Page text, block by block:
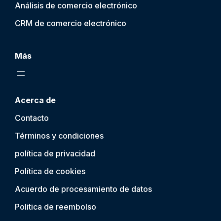
Análisis de comercio electrónico
CRM de comercio electrónico
Más
Acerca de
Contacto
Términos y condiciones
política de privacidad
Política de cookies
Acuerdo de procesamiento de datos
Politica de reembolso